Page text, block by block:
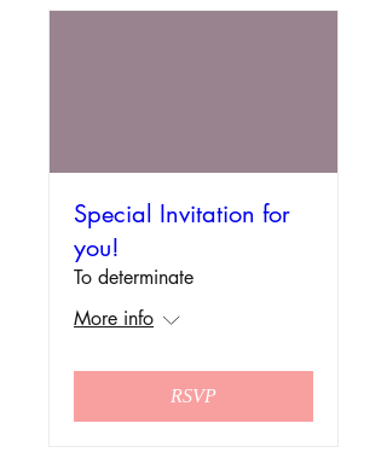
Special Invitation for
you!
To determinate
More info
RSVP